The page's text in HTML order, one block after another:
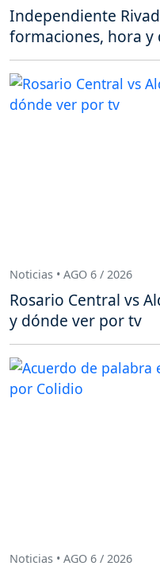
Independiente
formaciones, hora
Noticias • AGO 6 / 2026
Rosario Central vs
y dónde ver por tv
Noticias • AGO 6 / 2026